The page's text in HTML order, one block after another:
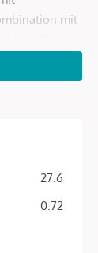
mit
Dach
zu einer
mit27.6
0.72